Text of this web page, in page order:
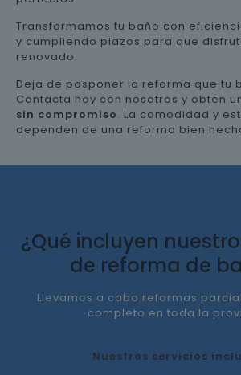
Transformamos tu baño con
y cumpliendo plazos para que
renovado.
Deja de posponer la reforma que tu
Contacta hoy con nosotros y obtén
sin compromiso. La comodidad y
dependen de una reforma bien
¿Qué incluyen
de reforma de
Llevamos a cabo reformas
completo en toda la
Nuestros servicios